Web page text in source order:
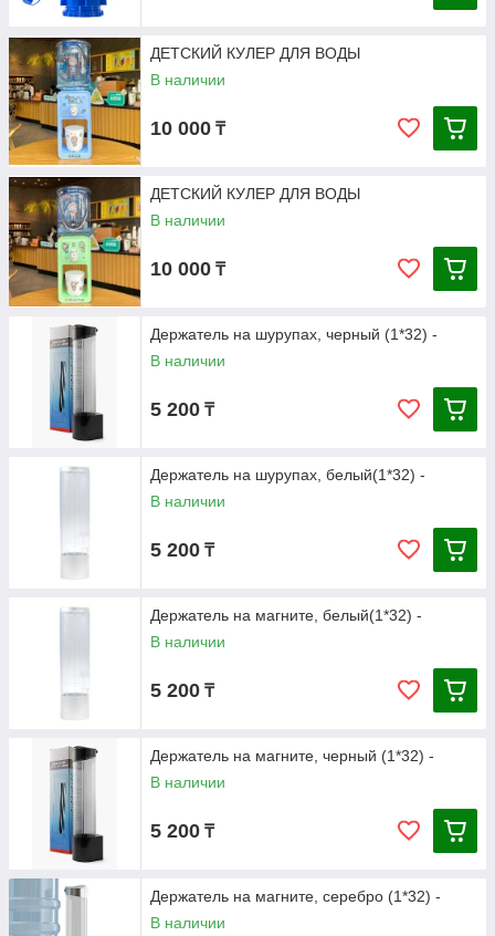
ДЕТСКИЙ КУЛЕР ДЛЯ ВОДЫ
В наличии
10 000 ₸
ДЕТСКИЙ КУЛЕР ДЛЯ ВОДЫ
В наличии
10 000 ₸
Держатель на шурупах, черный (1*32) -
В наличии
5 200 ₸
Держатель на шурупах, белый(1*32) -
В наличии
5 200 ₸
Держатель на магните, белый(1*32) -
В наличии
5 200 ₸
Держатель на магните, черный (1*32) -
В наличии
5 200 ₸
Держатель на магните, серебро (1*32) -
В наличии